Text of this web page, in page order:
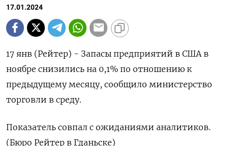
17.01.2024
17 янв (Рейтер) - Запасы предприятий в США в
ноябре снизились на 0,1% по отношению к
предыдущему месяцу, сообщило министерство
торговли в среду.
Показатель совпал с ожиданиями аналитиков.
(Бюро Рейтер в Гданьске)